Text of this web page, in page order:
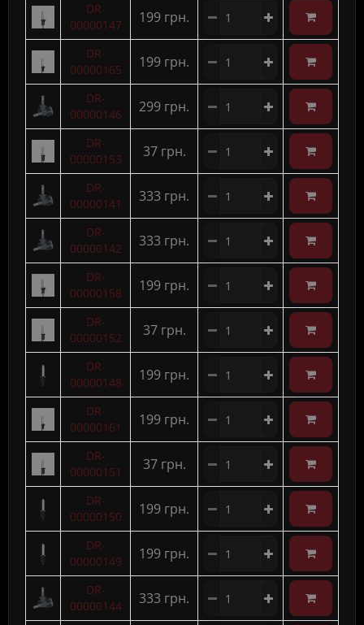
DR-
00000147
199 грн.
DR-
00000165
199 грн.
DR-
00000146
299 грн.
DR-
00000153
37 грн.
DR-
00000141
333 грн.
DR-
00000142
333 грн.
DR-
00000158
199 грн.
DR-
00000152
37 грн.
DR-
00000148
199 грн.
DR-
00000161
199 грн.
DR-
00000151
37 грн.
DR-
00000150
199 грн.
DR-
00000149
199 грн.
DR-
00000144
333 грн.